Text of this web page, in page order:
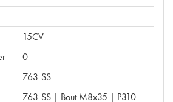
15CV
0
763-SS
763-SS | Bout M8x35 | P310